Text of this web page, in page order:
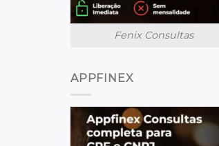
Fenix Consultas
APPFINEX